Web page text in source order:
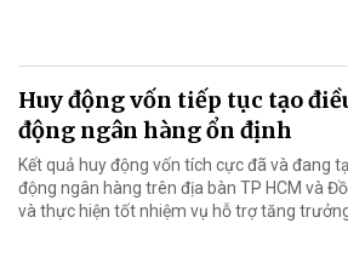
Huy động vốn tiếp tục tạo
động ngân hàng ổn định
Kết quả huy động vốn tích cực đã và đang
động ngân hàng trên địa bàn TP HCM và
và thực hiện tốt nhiệm vụ hỗ trợ tăng